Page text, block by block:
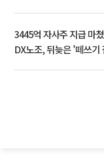
3445억 자사주 지급 마
DX노조, 뒤늦은 '떼쓰기